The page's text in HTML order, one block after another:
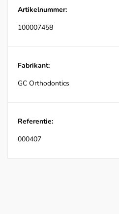
Artikelnummer:
100007458
Fabrikant:
GC Orthodontics
Referentie:
000407